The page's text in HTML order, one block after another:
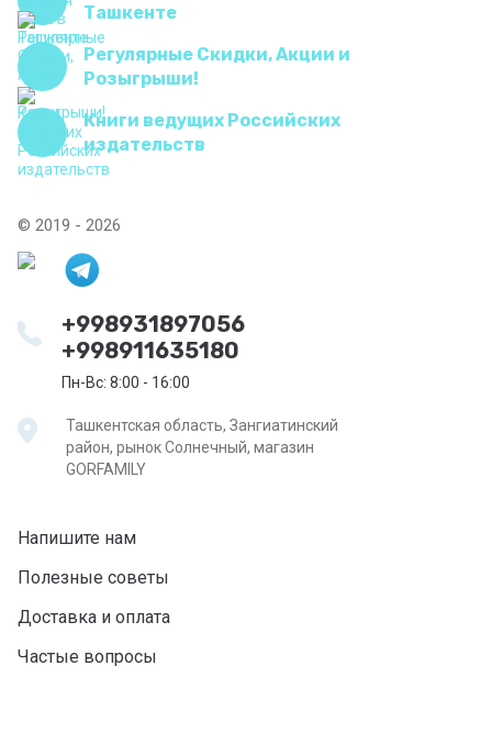
Ташкенте
Регулярные Скидки, Акции и
Розыгрыши!
Книги ведущих Российских
издательств
© 2019 - 2026
+998931897056
+998911635180
Пн-Вс: 8:00 - 16:00
Ташкентская область, Зангиатинский
район, рынок Солнечный, магазин
GORFAMILY
Напишите нам
Полезные советы
Доставка и оплата
Частые вопросы